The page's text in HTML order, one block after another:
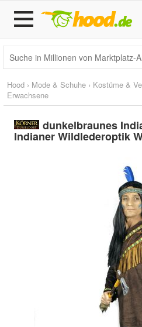
Hood › Mode & Schuhe › Kostüme &
Erwachsene
dunkelbraunes
Indianer Wildlederoptik